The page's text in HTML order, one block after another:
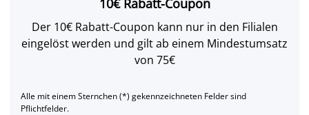
Der 10€ Rabatt-Coupon kann nur in den Filialen
eingelöst werden und gilt ab einem Mindestumsatz
von 75€
Alle mit einem Sternchen (*) gekennzeichneten Felder sind
Pflichtfelder.